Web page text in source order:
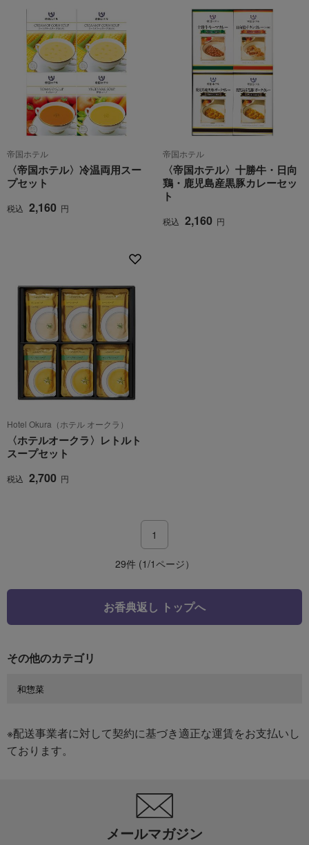
帝国ホテル
〈帝国ホテル〉冷温両用スー
プセット
税込 2,160 円
帝国ホテル
〈帝国ホテル〉十勝牛・日向
鶏・鹿児島産黒豚カレーセッ
ト
税込 2,160 円
Hotel Okura（ホテル オークラ）
〈ホテルオークラ〉レトルト
スープセット
税込 2,700 円
1
29件 (1/1ページ）
お香典返し トップへ
その他のカテゴリ
和惣菜
※配送事業者に対して契約に基づき適正な運賃をお支払いし
ております。
メールマガジン